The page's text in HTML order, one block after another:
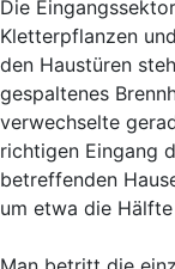
Die
Kletterpflanzen
den Haustüren
gespaltenes
verwechselte
richtigen Eingang
betreffenden
um etwa die